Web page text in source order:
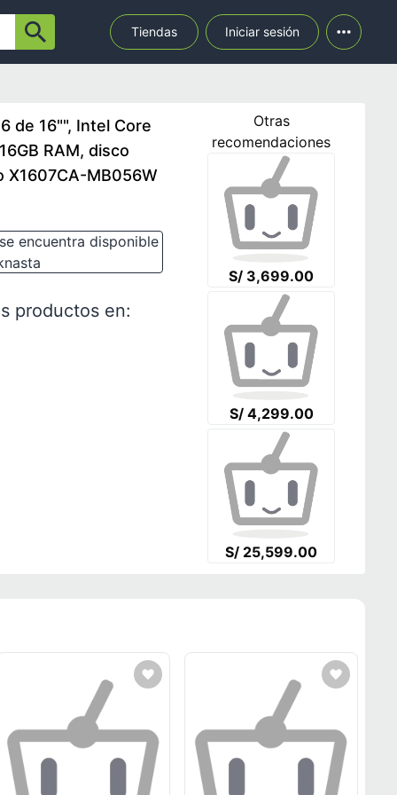
Tiendas Iniciar sesión
de 16"", Intel Core
RAM, disco
X1607CA-MB056W
encuentra disponible
productos en:
Otras
recomendaciones
S/ 3,699.00
S/ 4,299.00
S/ 25,599.00